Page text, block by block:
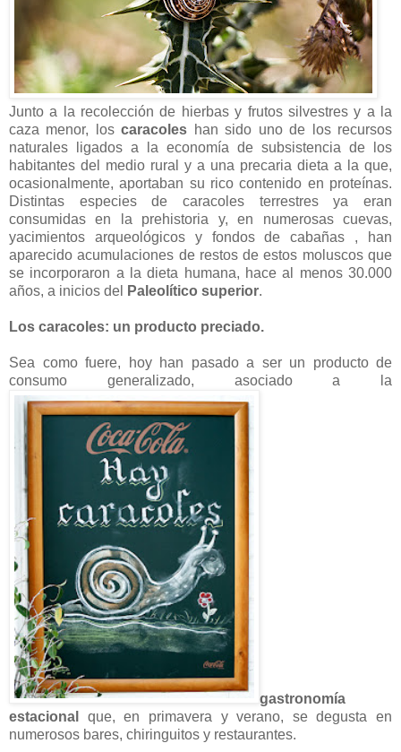
Junto a la recolección de hierbas y frutos silvestres y a la
caza menor, loscaracoles han sido uno de los recursos
naturales ligados a la economía de subsistencia de los
habitantes del medio rural y a una precaria dieta a la que,
ocasionalmente, aportaban su rico contenido en proteínas.
Distintas especies de caracoles terrestres ya eran
consumidas en la prehistoria y, en numerosas cuevas,
yacimientos arqueológicos y fondos de cabañas , han
aparecido acumulaciones de restos de estos moluscos que
se incorporaron a la dieta humana, hace al menos 30.000
años, a inicios del
Paleolítico superior.
Los caracoles: un producto preciado.
Sea como fuere, hoy han pasado a ser un producto de
consumo generalizado, asociado a la
gastronomía
estacional
que, en primavera y verano, se degusta en
numerosos bares, chiringuitos y restaurantes.